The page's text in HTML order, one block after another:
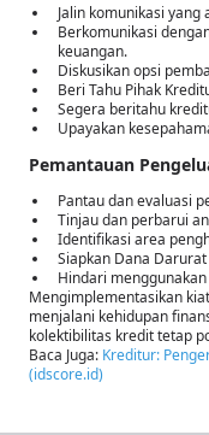
Jalin komunikasi yang
Berkomunikasi
keuangan.
Diskusikan opsi
Beri Tahu Pihak
Segera beritahu
Upayakan
Pemantauan
Pantau dan evaluasi
Tinjau dan perbarui
Identifikasi area
Siapkan Dana
Hindari
Mengimplementasikan
menjalani kehidupan
kolektibilitas kredit tetap
Baca Juga: Kreditur:
(idscore.id)